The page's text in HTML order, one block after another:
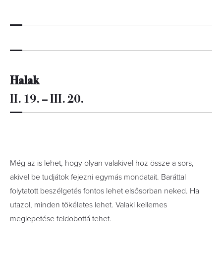
Halak
II. 19. – III. 20.
Még az is lehet, hogy olyan valakivel hoz össze a sors,
akivel be tudjátok fejezni egymás mondatait. Baráttal
folytatott beszélgetés fontos lehet elsősorban neked. Ha
utazol, minden tökéletes lehet. Valaki kellemes
meglepetése feldobottá tehet.